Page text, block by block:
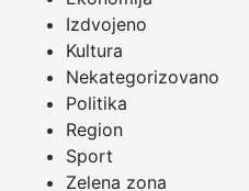
Izdvojeno
Kultura
Nekategorizovano
Politika
Region
Sport
Zelena zona